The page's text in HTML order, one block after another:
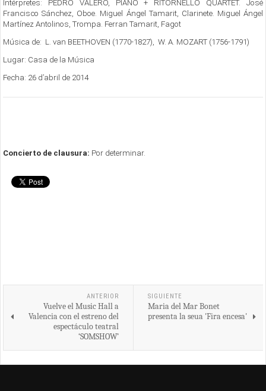
Intérpretes: PEDRO VALERO, PIANO + RITORNELLO QUARTET. José
Francisco Sánchez, Oboe. Miguel Ángel Tamarit, Clarinete. Miguel Ángel
Martínez Antolinos, Trompa. Ferran Tamarit, Fagot
Música de: L. van BEETHOVEN (1770-1827), W. A. MOZART (1756-1791)
Lugar: Casa de la Música
Fecha: 26 d’abril de 2014
Concierto de clausura: Por determinar.
ANTERIOR
Vuelve el Music Hall a
Valencia con el estreno del
espectáculo teatral
‘SOMSHOW’
SIGUIENTE
Maria del Mar Bonet
presenta la seua 'Fira encesa'